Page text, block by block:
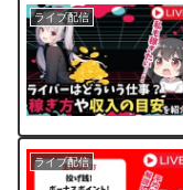
ライブ配信
ライブ配信